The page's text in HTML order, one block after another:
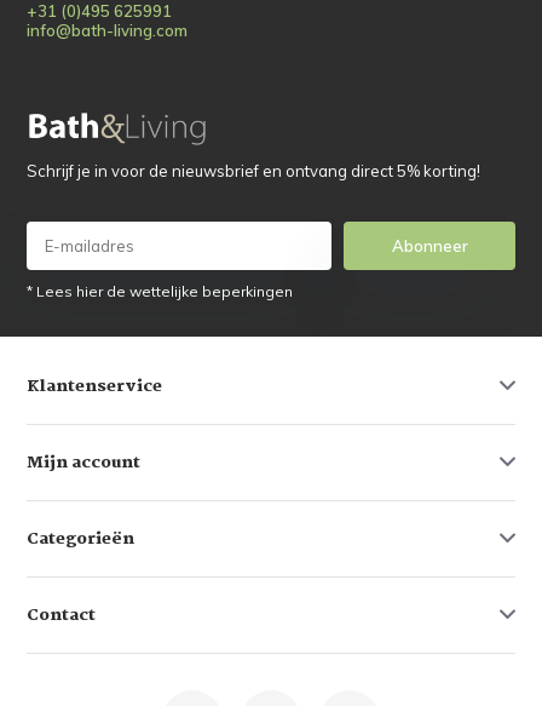
+31 (0)495 625991
info@bath-living.com
Schrijf je in voor de nieuwsbrief en ontvang direct 5% korting!
Abonneer
* Lees hier de wettelijke beperkingen
Klantenservice
Mijn account
Categorieën
Contact